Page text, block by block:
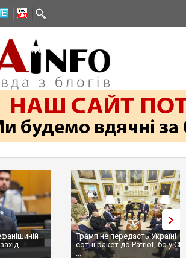
Трамп не передасть Україні
сотні ракет до Patriot, бо у
...